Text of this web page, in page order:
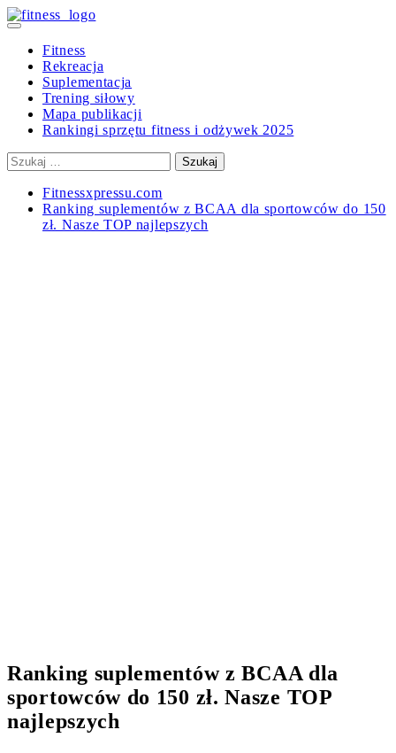
Skip
to
content
Primary
Fitness
Rekreacja
Suplementacja
Trening siłowy
Mapa publikacji
Rankingi sprzętu fitness i odżywek 2025
Szukaj:
Fitnessxpressu.com
Ranking suplementów z BCAA dla sportowców do 150
zł. Nasze TOP najlepszych
Ranking suplementów z BCAA dla
sportowców do 150 zł. Nasze TOP
najlepszych